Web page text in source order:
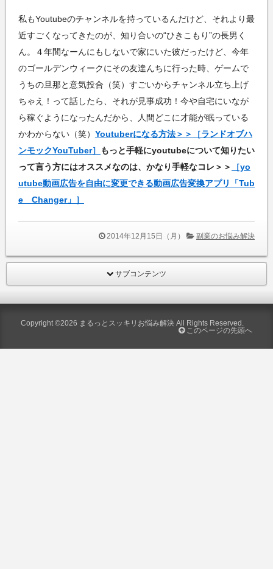
私もYoutubeのチャンネルを持っているんだけど、それより最
近すごくなってきたのが、知り合いの“ひきこもり”の長男く
ん。４年間なーんにもしないで家にいた彼だったけど、今年
のゴールデンウィークにその友達んちに行った時、ゲームで
うちの旦那と意気投合（笑）すごいからチャンネル立ち上げ
ちゃえ！って話したら、それが見事成功！今や自宅にいなが
ら稼ぐようになったんだから、人間どこに才能が眠っている
かわからない（笑） Youtuberになる方法＞＞［ランドオブハ
ンモックYouTuber］
もっと手軽にyoutubeについて知りたい
って言う方にはオススメなのは、かなり手軽なコレ＞＞
［yo
utube動画広告を自由に変更できる動画広告変換アプリ「Tub
e Changer」］
2014年12月15日（月） 副業のお悩み解決
サブコンテンツ
Copyright ©2026 まるっとスッキリお悩み解決 All Rights Reserved.
このページの先頭へ